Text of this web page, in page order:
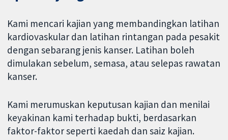
Kami mencari kajian yang membandingkan latihan
kardiovaskular dan latihan rintangan pada pesakit
dengan sebarang jenis kanser. Latihan boleh
dimulakan sebelum, semasa, atau selepas rawatan
kanser.
Kami merumuskan keputusan kajian dan menilai
keyakinan kami terhadap bukti, berdasarkan
faktor-faktor seperti kaedah dan saiz kajian.